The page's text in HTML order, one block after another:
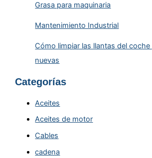
Grasa para maquinaria
Mantenimiento Industrial
Cómo limpiar las llantas del
nuevas
Categorías
Aceites
Aceites de motor
Cables
cadena